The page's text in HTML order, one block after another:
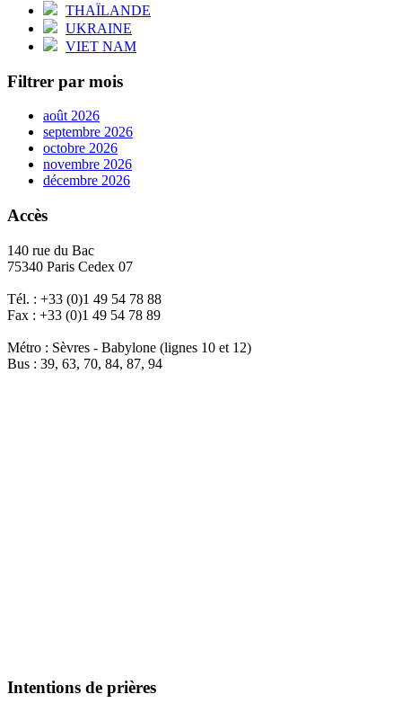
THAÏLANDE
UKRAINE
VIET NAM
Filtrer par mois
août 2026
septembre 2026
octobre 2026
novembre 2026
décembre 2026
Accès
140 rue du Bac
75340 Paris Cedex 07
Tél. : +33 (0)1 49 54 78 88
Fax : +33 (0)1 49 54 78 89
Métro : Sèvres - Babylone (lignes 10 et 12)
Bus : 39, 63, 70, 84, 87, 94
Intentions de prières